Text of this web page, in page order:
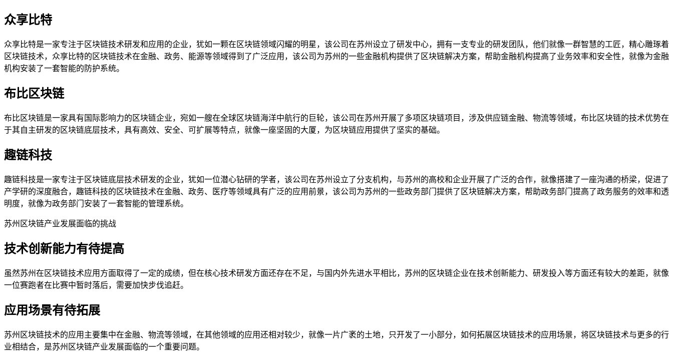
众享比特
众享比特是一家专注于区块链技术研发和应用的企业，犹如一颗在区块链领域闪耀的明星，该公司在苏州设立了研发中心，拥有一支专业的研发团队，他们就像一群智慧的工匠，精心雕琢着
区块链技术，众享比特的区块链技术在金融、政务、能源等领域得到了广泛应用，该公司为苏州的一些金融机构提供了区块链解决方案，帮助金融机构提高了业务效率和安全性，就像为金融
机构安装了一套智能的防护系统。
布比区块链
布比区块链是一家具有国际影响力的区块链企业，宛如一艘在全球区块链海洋中航行的巨轮，该公司在苏州开展了多项区块链项目，涉及供应链金融、物流等领域，布比区块链的技术优势在
于其自主研发的区块链底层技术，具有高效、安全、可扩展等特点，就像一座坚固的大厦，为区块链应用提供了坚实的基础。
趣链科技
趣链科技是一家专注于区块链底层技术研发的企业，犹如一位潜心钻研的学者，该公司在苏州设立了分支机构，与苏州的高校和企业开展了广泛的合作，就像搭建了一座沟通的桥梁，促进了
产学研的深度融合，趣链科技的区块链技术在金融、政务、医疗等领域具有广泛的应用前景，该公司为苏州的一些政务部门提供了区块链解决方案，帮助政务部门提高了政务服务的效率和透
明度，就像为政务部门安装了一套智能的管理系统。
苏州区块链产业发展面临的挑战
技术创新能力有待提高
虽然苏州在区块链技术应用方面取得了一定的成绩，但在核心技术研发方面还存在不足，与国内外先进水平相比，苏州的区块链企业在技术创新能力、研发投入等方面还有较大的差距，就像
一位赛跑者在比赛中暂时落后，需要加快步伐追赶。
应用场景有待拓展
苏州区块链技术的应用主要集中在金融、物流等领域，在其他领域的应用还相对较少，就像一片广袤的土地，只开发了一小部分，如何拓展区块链技术的应用场景，将区块链技术与更多的行
业相结合，是苏州区块链产业发展面临的一个重要问题。